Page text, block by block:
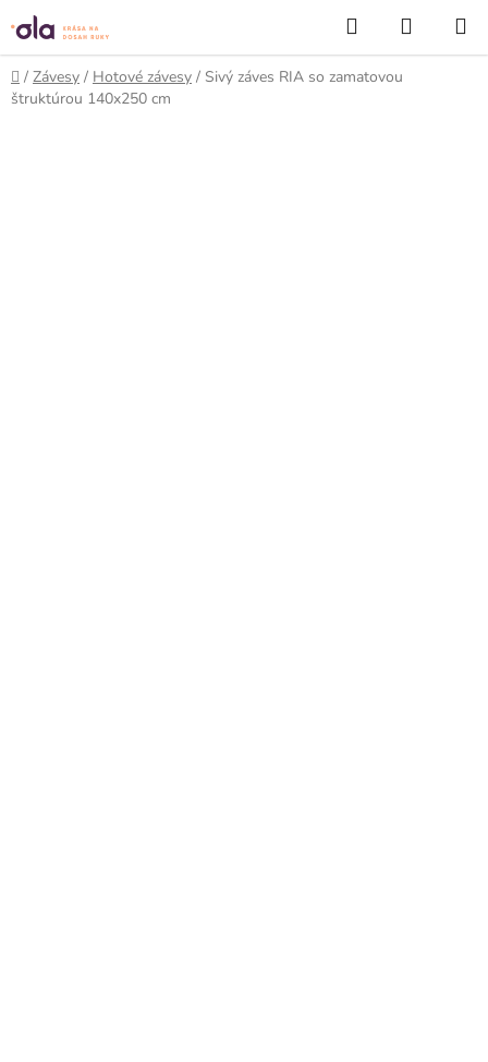
Prejsť
na
obsah
Hľadať
KOŠÍK
Domov
/ Závesy / Hotové závesy / Sivý záves RIA so zamatovou
štruktúrou 140x250 cm